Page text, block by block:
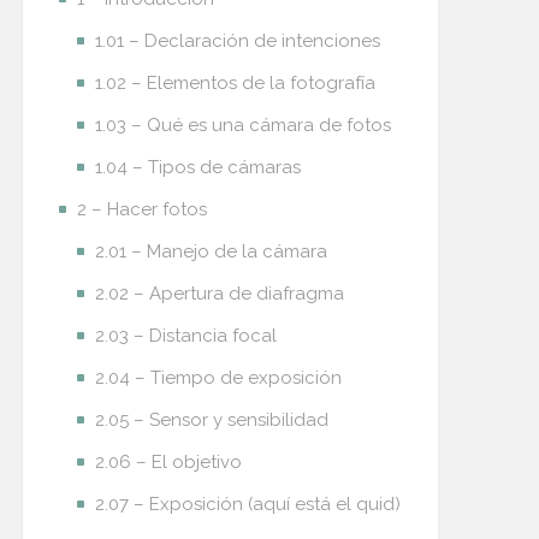
1.01 – Declaración de intenciones
1.02 – Elementos de la fotografía
1.03 – Qué es una cámara de fotos
1.04 – Tipos de cámaras
2 – Hacer fotos
2.01 – Manejo de la cámara
2.02 – Apertura de diafragma
2.03 – Distancia focal
2.04 – Tiempo de exposición
2.05 – Sensor y sensibilidad
2.06 – El objetivo
2.07 – Exposición (aquí está el quid)